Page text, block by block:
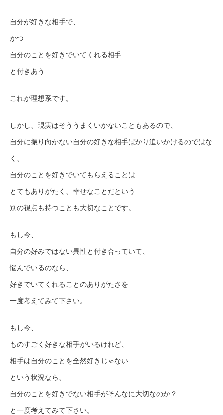
自分が好きな相手で、
かつ
自分のことを好きでいてくれる相手
と付きあう
これが理想系です。
しかし、現実はそううまくいかないこともあるので、
自分に振り向かない自分の好きな相手ばかり追いかけるのではな
く、
自分のことを好きでいてもらえることは
とてもありがたく、幸せなことだという
別の視点も持つことも大切なことです。
もし今、
自分の好みではない異性と付き合っていて、
悩んでいるのなら、
好きでいてくれることのありがたさを
一度考えてみて下さい。
もし今、
ものすごく好きな相手がいるけれど、
相手は自分のことを全然好きじゃない
という状況なら、
自分のことを好きでない相手がそんなに大切なのか？
と一度考えてみて下さい。